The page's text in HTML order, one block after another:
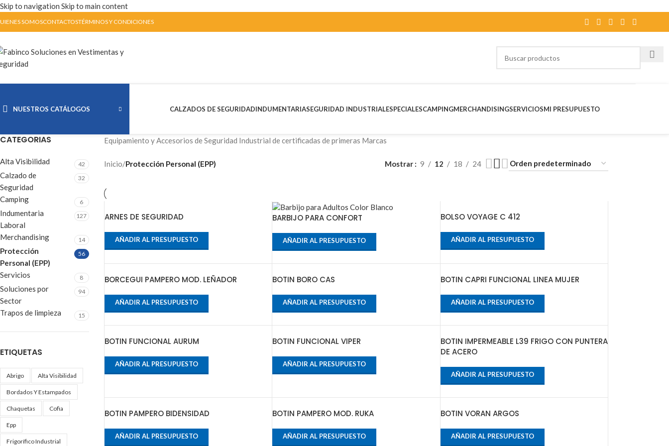
Skip to navigation Skip to main content
SOMOSCONTACTOSTÉRMINOS Y CONDICIONES
NUESTROS CATÁLOGOS CALZADOS DE SEGURIDADINDUMENTARIASEGURIDAD INDUSTRIALESPECIALESCAMPINGMERCHANDISINGSERVICIOSMI PRESUPUESTO
CATEGORIAS
Alta Visibilidad 42
Calzado de
Seguridad
32
Camping 6
Indumentaria
Laboral
127
Merchandising 14
Protección
Personal (EPP)
56
Servicios 8
Soluciones por
Sector
94
Trapos de limpieza 15
ETIQUETAS
Abrigo Alta Visibilidad
Bordados Y Estampados
Chaquetas Cofia
Epp
Frigorífico Industrial
Equipamiento y Accesorios de Seguridad Industrial de certificadas de primeras Marcas
Inicio/Protección Personal (EPP) Mostrar 9 12 18 24
ARNES DE SEGURIDAD
AÑADIR AL PRESUPUESTO
BARBIJO PARA CONFORT
AÑADIR AL PRESUPUESTO
BOLSO VOYAGE C 412
AÑADIR AL PRESUPUESTO
BORCEGUI PAMPERO MOD. LEÑADOR
AÑADIR AL PRESUPUESTO
BOTIN BORO CAS
AÑADIR AL PRESUPUESTO
BOTIN CAPRI FUNCIONAL LINEA MUJER
AÑADIR AL PRESUPUESTO
BOTIN FUNCIONAL AURUM
AÑADIR AL PRESUPUESTO
BOTIN FUNCIONAL VIPER
AÑADIR AL PRESUPUESTO
BOTIN IMPERMEABLE L39 FRIGO CON PUNTERA
DE ACERO
AÑADIR AL PRESUPUESTO
BOTIN PAMPERO BIDENSIDAD
AÑADIR AL PRESUPUESTO
BOTIN PAMPERO MOD. RUKA
AÑADIR AL PRESUPUESTO
BOTIN VORAN ARGOS
AÑADIR AL PRESUPUESTO